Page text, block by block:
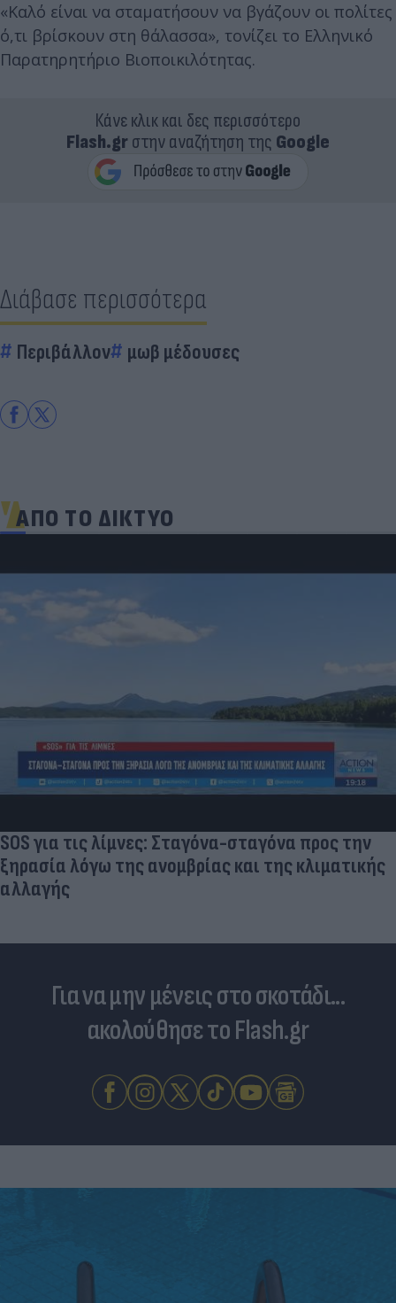
«Καλό είναι να σταματήσουν να βγάζουν οι πολίτες
ό,τι βρίσκουν στη θάλασσα», τονίζει το Ελληνικό
Παρατηρητήριο Βιοποικιλότητας.
Κάνε κλικ και δες περισσότερο
Flash.grστην αναζήτηση της Google
Διάβασε περισσότερα
Περιβάλλον μωβ μέδουσες
ΑΠΟ ΤΟ ΔΙΚΤΥΟ
SOS για τις λίμνες: Σταγόνα-σταγόνα προς την
ξηρασία λόγω της ανομβρίας και της κλιματικής
αλλαγής
Για να μην μένεις στο σκοτάδι...
ακολούθησε το Flash.gr